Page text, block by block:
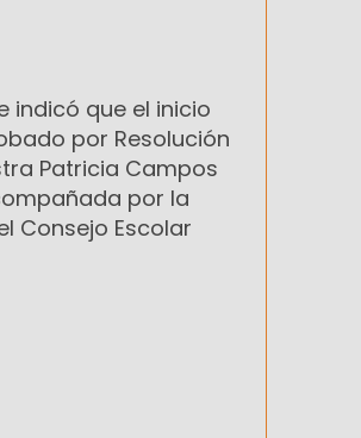
indicó que el inicio
por Resolución
Patricia Campos
por la
Consejo Escolar